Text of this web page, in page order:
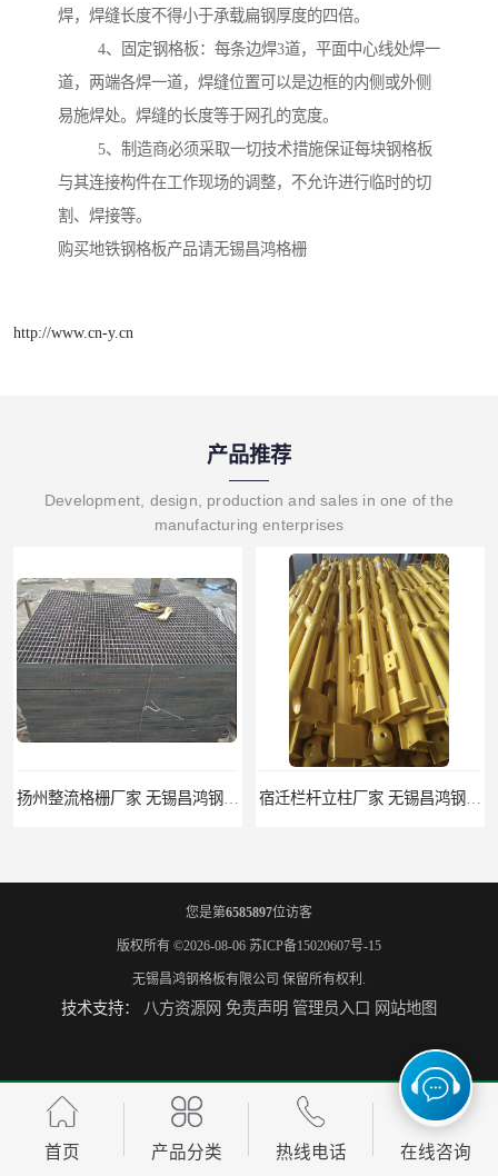
焊，焊缝长度不得小于承载扁钢厚度的四倍。
4、固定钢格板：每条边焊3道，平面中心线处焊一
道，两端各焊一道，焊缝位置可以是边框的内侧或外侧
易施焊处。焊缝的长度等于网孔的宽度。
5、制造商必须采取一切技术措施保证每块钢格板
与其连接构件在工作现场的调整，不允许进行临时的切
割、焊接等。
购买地铁钢格板产品请无锡昌鸿格栅
http://www.cn-y.cn
产品推荐
Development, design, production and sales in one of the
manufacturing enterprises
揭阳整流格栅厂 无锡昌鸿钢格板有限公司 锡林郭勒盟钢格栅踏步板 无锡昌鸿钢格板有限公司
您是第6585897位访客
版权所有 ©2026-08-06 苏ICP备15020607号-15
无锡昌鸿钢格板有限公司 保留所有权利.
技术支持： 八方资源网 免责声明 管理员入口 网站地图
首页 产品分类 热线电话 在线咨询